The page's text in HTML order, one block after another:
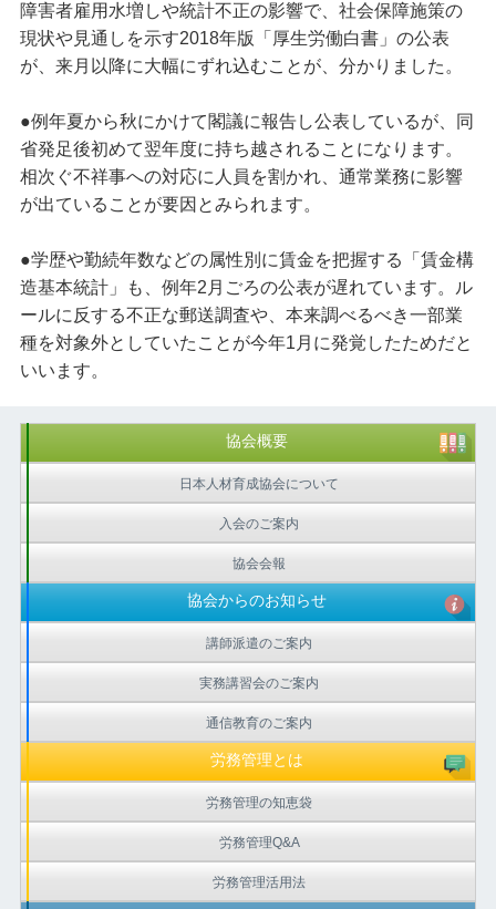
障害者雇用水増しや統計不正の影響で、社会保障施策の
現状や見通しを示す2018年版「厚生労働白書」の公表
が、来月以降に大幅にずれ込むことが、分かりました。
●例年夏から秋にかけて閣議に報告し公表しているが、同
省発足後初めて翌年度に持ち越されることになります。
相次ぐ不祥事への対応に人員を割かれ、通常業務に影響
が出ていることが要因とみられます。
●学歴や勤続年数などの属性別に賃金を把握する「賃金構
造基本統計」も、例年2月ごろの公表が遅れています。ル
ールに反する不正な郵送調査や、本来調べるべき一部業
種を対象外としていたことが今年1月に発覚したためだと
いいます。
協会概要
日本人材育成協会について
入会のご案内
協会会報
協会からのお知らせ
講師派遣のご案内
実務講習会のご案内
通信教育のご案内
労務管理とは
労務管理の知恵袋
労務管理Q&A
労務管理活用法